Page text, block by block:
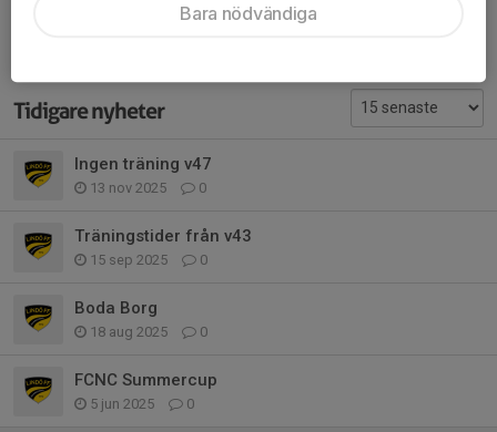
Tidigare nyheter
Ingen träning v47
13 nov 2025 0
Träningstider från v43
15 sep 2025 0
Boda Borg
18 aug 2025 0
FCNC Summercup
5 jun 2025 0
Bara nödvändiga